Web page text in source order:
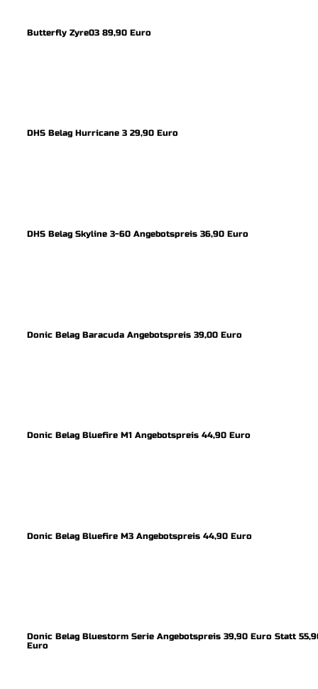
Butterfly Zyre03 89,90 Euro
DHS Belag Hurricane 3 29,90 Euro
DHS Belag Skyline 3-60 Angebotspreis 36,90 Euro
Donic Belag Baracuda Angebotspreis 39,00 Euro
Donic Belag Bluefire M1 Angebotspreis 44,90 Euro
Donic Belag Bluefire M3 Angebotspreis 44,90 Euro
Donic Belag Bluestorm Serie Angebotspreis 39,90 Euro Statt
Euro